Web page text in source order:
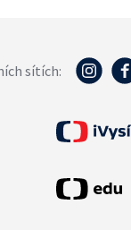
sítích: